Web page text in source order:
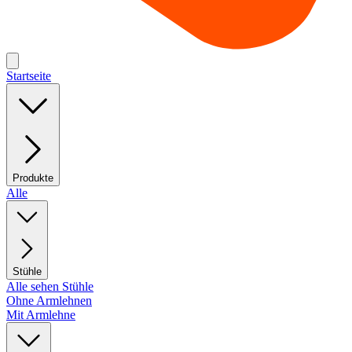
Startseite
Produkte
Alle
Stühle
Alle sehen Stühle
Ohne Armlehnen
Mit Armlehne